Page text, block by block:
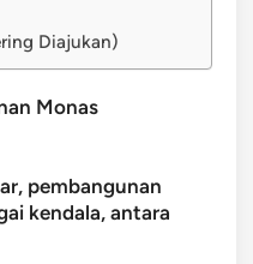
Diajukan)
Monas
pembangunan
kendala, antara